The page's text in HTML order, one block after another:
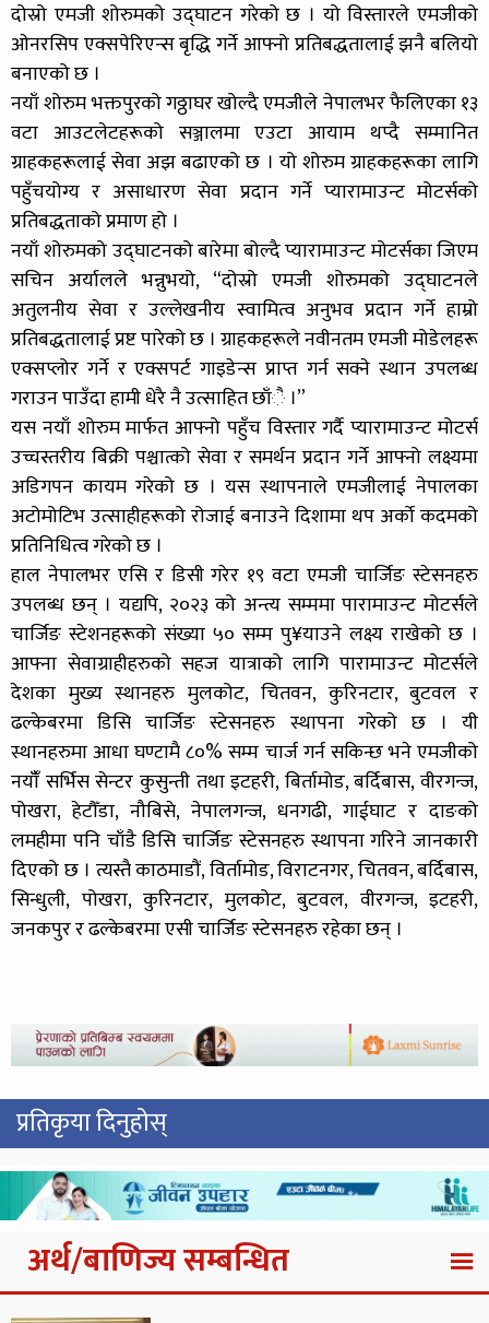
दोस्रो एमजी शोरुमको उद्घाटन गरेको छ । यो विस्तारले एमजीको
ओनरसिप एक्सपेरिएन्स बृद्धि गर्ने आफ्नो प्रतिबद्धतालाई झनै बलियो
बनाएको छ ।
नयाँ शोरुम भक्तपुरको गठ्ठाघर खोल्दै एमजीले नेपालभर फैलिएका १३
वटा आउटलेटहरूको सञ्जालमा एउटा आयाम थप्दै सम्मानित
ग्राहकहरूलाई सेवा अझ बढाएको छ । यो शोरुम ग्राहकहरूका लागि
पहुँचयोग्य र असाधारण सेवा प्रदान गर्ने प्यारामाउन्ट मोटर्सको
प्रतिबद्धताको प्रमाण हो ।
नयाँ शोरुमको उद्घाटनको बारेमा बोल्दै प्यारामाउन्ट मोटर्सका जिएम
सचिन अर्यालले भन्नुभयो, “दोस्रो एमजी शोरुमको उद्घाटनले
अतुलनीय सेवा र उल्लेखनीय स्वामित्व अनुभव प्रदान गर्ने हाम्रो
प्रतिबद्धतालाई प्रष्ट पारेको छ । ग्राहकहरूले नवीनतम एमजी मोडेलहरू
एक्सप्लोर गर्ने र एक्सपर्ट गाइडेन्स प्राप्त गर्न सक्ने स्थान उपलब्ध
गराउन पाउँदा हामी धेरै नै उत्साहित छाँै ।”
यस नयाँ शोरुम मार्फत आफ्नो पहुँच विस्तार गर्दै प्यारामाउन्ट मोटर्स
उच्चस्तरीय बिक्री पश्चात्को सेवा र समर्थन प्रदान गर्ने आफ्नो लक्ष्यमा
अडिगपन कायम गरेको छ । यस स्थापनाले एमजीलाई नेपालका
अटोमोटिभ उत्साहीहरूको रोजाई बनाउने दिशामा थप अर्को कदमको
प्रतिनिधित्व गरेको छ ।
हाल नेपालभर एसि र डिसी गरेर १९ वटा एमजी चार्जिङ स्टेसनहरु
उपलब्ध छन् । यद्यपि, २०२३ को अन्त्य सम्ममा पारामाउन्ट मोटर्सले
चार्जिङ स्टेशनहरूको संख्या ५० सम्म पु¥याउने लक्ष्य राखेको छ ।
आफ्ना सेवाग्राहीहरुको सहज यात्राको लागि पारामाउन्ट मोटर्सले
देशका मुख्य स्थानहरु मुलकोट, चितवन, कुरिनटार, बुटवल र
ढल्केबरमा डिसि चार्जिङ स्टेसनहरु स्थापना गरेको छ । यी
स्थानहरुमा आधा घण्टामै ८०% सम्म चार्ज गर्न सकिन्छ भने एमजीको
नयाँँ सर्भिस सेन्टर कुसुन्ती तथा इटहरी, बिर्तामोड, बर्दिबास, वीरगन्ज,
पोखरा, हेटौँडा, नौबिसे, नेपालगन्ज, धनगढी, गाईघाट र दाङको
लमहीमा पनि चाँडै डिसि चार्जिङ स्टेसनहरु स्थापना गरिने जानकारी
दिएको छ । त्यस्तै काठमाडौं, विर्तामोड, विराटनगर, चितवन, बर्दिबास,
सिन्धुली, पोखरा, कुरिनटार, मुलकोट, बुटवल, वीरगन्ज, इटहरी,
जनकपुर र ढल्केबरमा एसी चार्जिङ स्टेसनहरु रहेका छन् ।
प्रतिकृया दिनुहोस्
अर्थ/बाणिज्य सम्बन्धित